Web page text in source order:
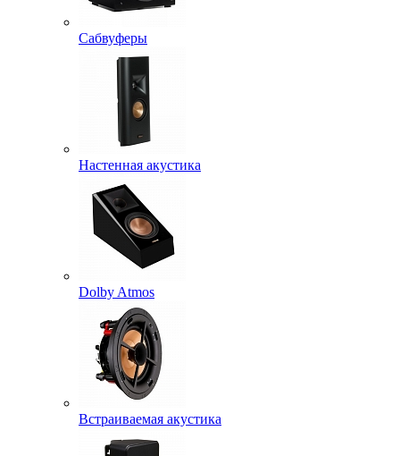
Сабвуферы
Настенная акустика
Dolby Atmos
Встраиваемая акустика